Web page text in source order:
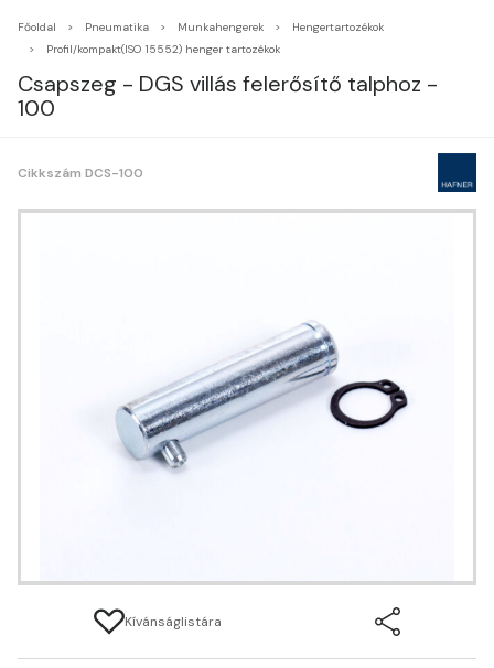
Főoldal Pneumatika Munkahengerek
Hengertartozékok
Profil/kompakt(ISO 15552) henger tartozékok
Csapszeg - DGS villás felerősítő talphoz -
100
Cikkszám DCS-100
Kívánságlistára